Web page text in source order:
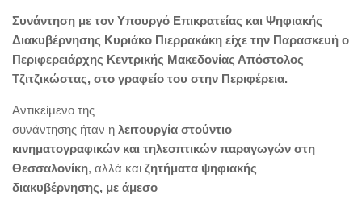
Συνάντηση με τον Υπουργό Επικρατείας και Ψηφιακής
Διακυβέρνησης Κυριάκο Πιερρακάκη είχε την Παρασκευή ο
Περιφερειάρχης Κεντρικής Μακεδονίας Απόστολος
Τζιτζικώστας, στο γραφείο του στην Περιφέρεια.
Αντικείμενο της
συνάντησης ήταν η λειτουργία στούντιο
κινηματογραφικών και τηλεοπτικών παραγωγών στη
Θεσσαλονίκη, αλλά και ζητήματα ψηφιακής
διακυβέρνησης, με άμεσο